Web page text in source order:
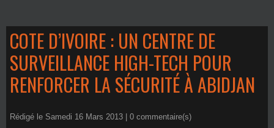
COTE D’IVOIRE : UN CENTRE DE
SURVEILLANCE HIGH-TECH POUR
RENFORCER LA SÉCURITÉ À ABIDJAN
Rédigé le Samedi 16 Mars 2013 | 0 commentaire(s)